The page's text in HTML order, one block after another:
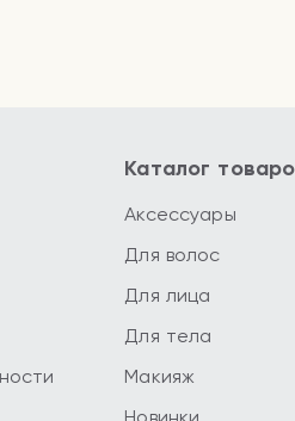
Каталог
Аксессуары
Для волос
Для лица
Для тела
Макияж